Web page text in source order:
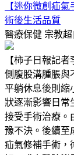
【迷你微創疝
術後生活品質
醫療保健 宗教
【柿子日報記
側腹股溝腫脹與
平躺休息後則縮
狀逐漸影響日常
接受手術治療。
豫不決。後續至
疝氣修補手術，